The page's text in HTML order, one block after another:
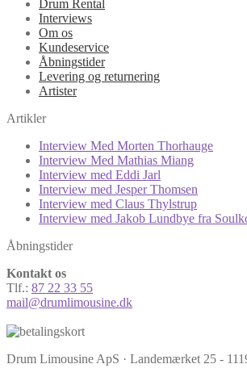
Drum Rental
Interviews
Om os
Kundeservice
Åbningstider
Levering og returnering
Artister
Artikler
Interview Med Morten Thorhauge
Interview Med Mathias Miang
Interview med Eddi Jarl
Interview med Jesper Thomsen
Interview med Claus Thylstrup
Interview med Jakob Lundbye fra
Åbningstider
Kontakt os
Tlf.: 87 22 33 55
mail@drumlimousine.dk
Drum Limousine ApS · Landemærket 25 -